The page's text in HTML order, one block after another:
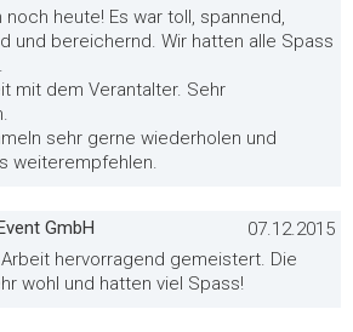
noch heute! Es war toll, spannend,
und bereichernd. Wir hatten alle Spass
mit dem Verantalter. Sehr
sehr gerne wiederholen und
weiterempfehlen.
GmbH
07.12.2015
hervorragend gemeistert. Die
wohl und hatten viel Spass!